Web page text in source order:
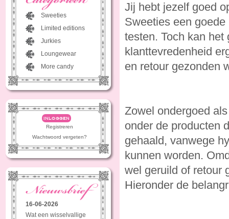
Sweeties
Limited editions
Jurkies
Loungewear
More candy
inloggen
Registreren
Wachtwoord vergeten?
16-06-2026
Wat een wisselvallige
Jij hebt jezelf goed
Sweeties een
testen. Toch kan
klanttevredenheid
en retour gezonden
Zowel ondergoed
onder de producten
gehaald, vanwege
kunnen worden.
wel geruild of retour
Hieronder de